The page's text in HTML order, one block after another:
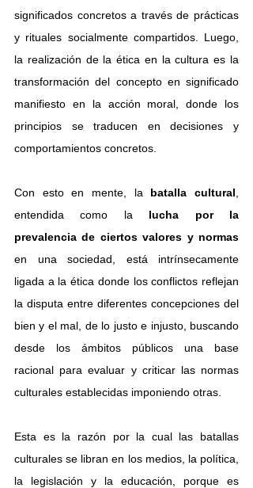
significados concretos a través de prácticas
y rituales socialmente compartidos. Luego,
la realización de la ética en la cultura es la
transformación del concepto en significado
manifiesto en la acción moral, donde los
principios se traducen en decisiones y
comportamientos concretos.
Con esto en mente, la batalla cultural
entendida como la lucha por la
en una sociedad, está intrínsecamente
ligada a la ética donde los conflictos reflejan
la disputa entre diferentes concepciones del
bien y el mal, de lo justo e injusto, buscando
desde los ámbitos públicos una base
racional para evaluar y criticar las normas
culturales establecidas imponiendo otras.
Esta es la razón por la cual las batallas
culturales se libran en los medios, la política,
la legislación y la educación, porque es